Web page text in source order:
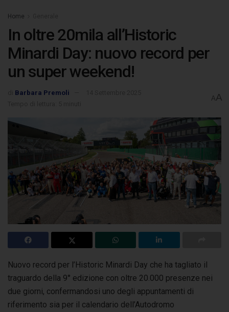
Home
In oltre 20mila all’Historic
Minardi Day: nuovo record per
un super weekend!
Barbara Premoli
AA
Nuovo record per l’Historic Minardi Day che ha tagliato il
traguardo della 9° edizione con oltre 20.000 presenze nei
due giorni, confermandosi uno degli appuntamenti di
riferimento sia per il calendario dell’Autodromo